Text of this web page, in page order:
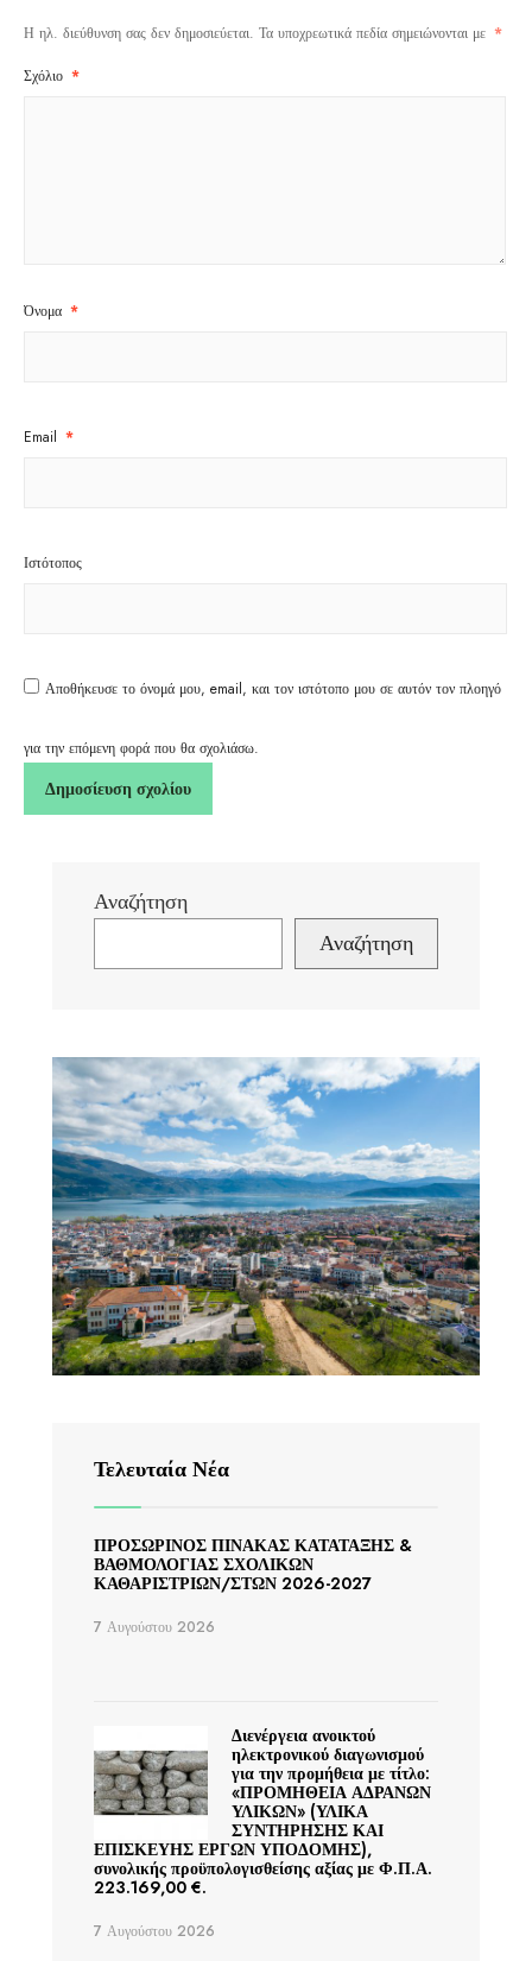
Η ηλ. διεύθυνση σας δεν δημοσιεύεται. Τα υποχρεωτικά πεδία σημειώνονται με *
Σχόλιο *
Όνομα *
Email *
Ιστότοπος
Αποθήκευσε το όνομά μου, email, και τον ιστότοπο μου σε αυτόν τον πλοηγό
για την επόμενη φορά που θα σχολιάσω.
Αναζήτηση
Αναζήτηση
Τελευταία Νέα
ΠΡΟΣΩΡΙΝΟΣ ΠΙΝΑΚΑΣ ΚΑΤΑΤΑΞΗΣ &
ΒΑΘΜΟΛΟΓΙΑΣ ΣΧΟΛΙΚΩΝ
ΚΑΘΑΡΙΣΤΡΙΩΝ/ΣΤΩΝ 2026-2027
7 Αυγούστου 2026
Διενέργεια ανοικτού
ηλεκτρονικού διαγωνισμού
για την προμήθεια με τίτλο:
«ΠΡΟΜΗΘΕΙΑ ΑΔΡΑΝΩΝ
ΥΛΙΚΩΝ» (ΥΛΙΚΑ
ΣΥΝΤΗΡΗΣΗΣ ΚΑΙ
ΕΠΙΣΚΕΥΗΣ ΕΡΓΩΝ ΥΠΟΔΟΜΗΣ),
συνολικής προϋπολογισθείσης αξίας με Φ.Π.Α.
223.169,00 €.
7 Αυγούστου 2026